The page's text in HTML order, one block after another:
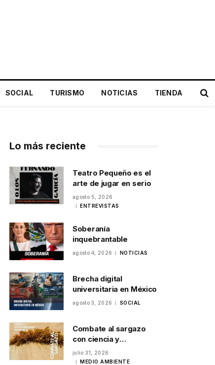
SOCIAL TURISMO NOTICIAS TIENDA
Lo más reciente
Teatro Pequeño es el
arte de jugar en serio
agosto 5, 2026
ENTREVISTAS
Soberanía
inquebrantable
agosto 4, 2026 NOTICIAS
Brecha digital
universitaria en México
agosto 3, 2026 SOCIAL
Combate al sargazo
con ciencia y
sostenibilidad en
México
julio 31, 2026
MEDIO AMBIENTE